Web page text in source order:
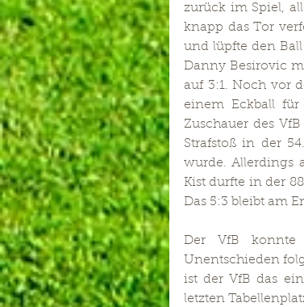
zurück im Spiel,
knapp das Tor
und lüpfte den
Danny Besirovic
auf 3:1. Noch vor
einem Eckball
Zuschauer des
Strafstoß in der
wurde. Allerdings
Kist durfte in der
Das 5:3 bleibt am
Der VfB
Unentschieden
ist der VfB das
letzten